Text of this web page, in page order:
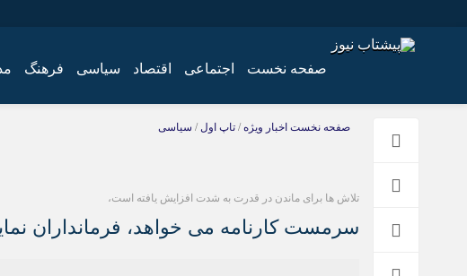
صفحه نخست اجتماعی اقتصاد سیاسی فرهنگ
اقتصاد
صفحه نخست اخبار ویژه/ تاپ اول/ سیاسی
تلاش ها برای ماندن در قدرت به شدت افزایش یافته است،
سرمست کارنامه می خواهد، فرمانداران